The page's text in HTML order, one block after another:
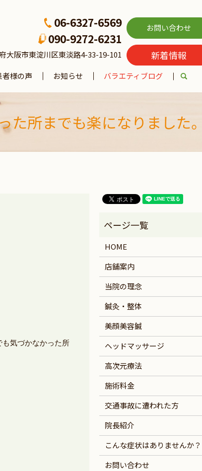
06-6327-6569
090-9272-6231
大阪市東淀川区東淡路4-33-19-101
お問い合わせ
新着情報
者様の声 お知らせ バラエティブログ search
所までも楽になりました。
気づかなかった所
HOME
店舗案内
当院の理念
鍼灸・整体
美顔美容鍼
ヘッドマッサージ
高次元療法
施術料金
交通事故に遭われた方
院長紹介
こんな症状はありませんか？
お問い合わせ